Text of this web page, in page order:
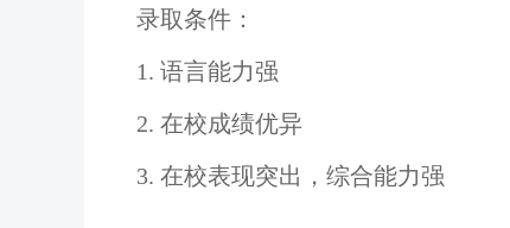
录取条件：
1. 语言能力强
2. 在校成绩优异
3. 在校表现突出，综合能力强